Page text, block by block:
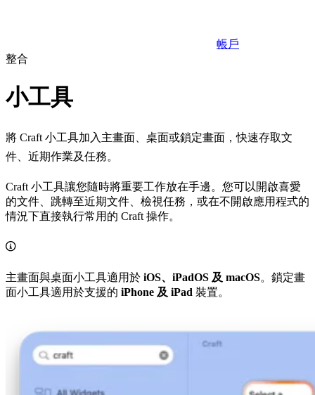
帳戶
整合
小工具
將 Craft 小工具加入主畫面、桌面或鎖定畫面，快速存取文
件、近期作業及任務。
Craft 小工具讓您隨時將重要工作放在手邊。您可以開啟喜愛
的文件、跳轉至近期文件、檢視任務，或在不開啟應用程式的
情況下直接執行常用的 Craft 操作。
主畫面與桌面小工具適用於 iOS、iPadOS 及 macOS。鎖定畫
面小工具適用於支援的 iPhone 及 iPad 裝置。